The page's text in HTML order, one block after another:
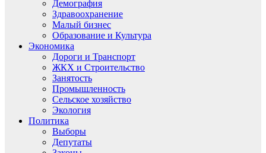
Демография
Здравоохранение
Малый бизнес
Образование и Культура
Экономика
Дороги и Транспорт
ЖКХ и Строительство
Занятость
Промышленность
Сельское хозяйство
Экология
Политика
Выборы
Депутаты